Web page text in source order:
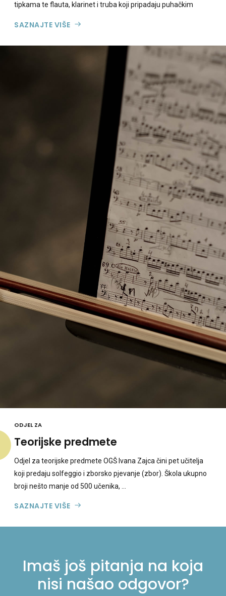
tipkama te flauta, klarinet i truba koji pripadaju puhačkim
SAZNAJTE VIŠE
ODJEL ZA
Teorijske predmete
Odjel za teorijske predmete OGŠ Ivana Zajca čini pet učitelja
koji predaju solfeggio i zborsko pjevanje (zbor). Škola ukupno
broji nešto manje od 500 učenika, ...
SAZNAJTE VIŠE
Imaš još pitanja na koja
nisi našao odgovor?